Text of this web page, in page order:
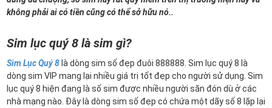
không phải ai có tiền cũng có thể sở hữu nó..
Sim lục quý 8 là sim gì?
Sim Lục Quý 8 là dòng sim số đẹp đuôi 888888. Sim lục quý 8 là
dòng sim VIP mang lại nhiều giá trị tốt đẹp cho người sử dụng. Sim
lục quý 8 hiện đang là số sim được nhiều người săn đón dù ở các
nhà mạng nào. Đây là dòng sim số đẹp có chứa một dãy số 8 lặp lại